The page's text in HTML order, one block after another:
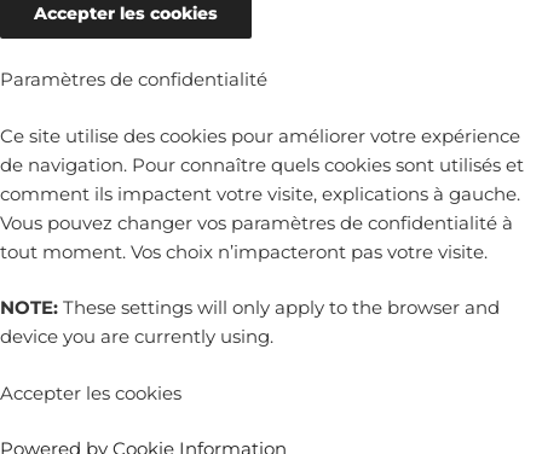
Accepter les cookies
Paramètres de confidentialité
Ce site utilise des cookies pour améliorer votre expérience
de navigation. Pour connaître quels cookies sont utilisés et
comment ils impactent votre visite, explications à gauche.
Vous pouvez changer vos paramètres de confidentialité à
tout moment. Vos choix n’impacteront pas votre visite.
NOTE: These settings will only apply to the browser and
device you are currently using.
Accepter les cookies
Powered by Cookie Information